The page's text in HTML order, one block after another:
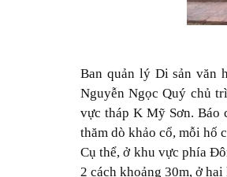
Ban quản lý Di sản văn
Nguyễn Ngọc Quý chủ
vực tháp K Mỹ Sơn. Báo
thăm dò khảo cổ, mỗi hố
Cụ thể, ở khu vực phía
2 cách khoảng 30m, ở